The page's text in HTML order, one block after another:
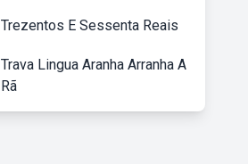
Trezentos E Sessenta Reais
Trava Lingua Aranha Arranha A
Rã